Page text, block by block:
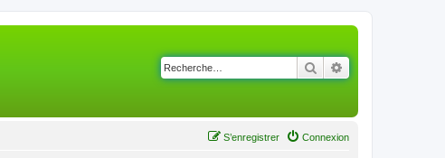
Rechercher
Connexion
S’enregistrer